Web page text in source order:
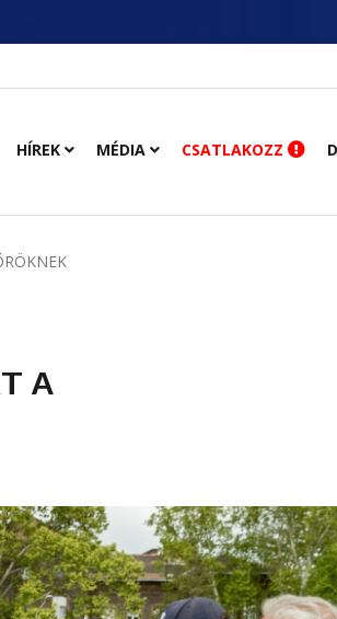
HÍREK MÉDIA CSATLAKOZZ
A